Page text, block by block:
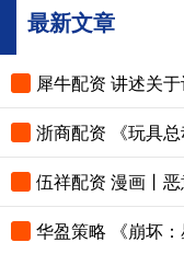
最新文章
浙商配资 《玩具
伍祥配资 漫画丨
华盈策略 《崩坏